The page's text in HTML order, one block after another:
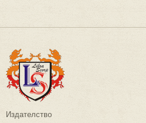
Издателство